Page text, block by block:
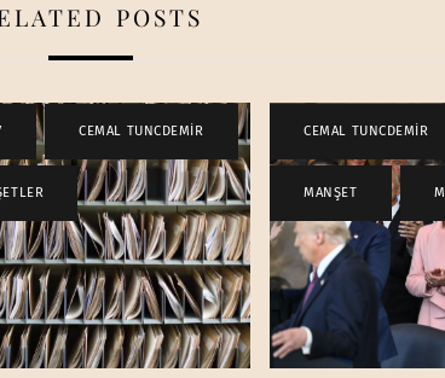
POSTS
, CEMAL TUNCDEMİR , CEMAL TUNCDEMİR
MANŞET ,